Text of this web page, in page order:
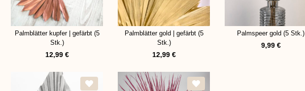
Palmblätter kupfer | gefärbt (5
Stk.)
12,99 €
Palmblätter gold | gefärbt (5
Stk.)
12,99 €
Palmspeer gold (5 Stk.)
9,99 €